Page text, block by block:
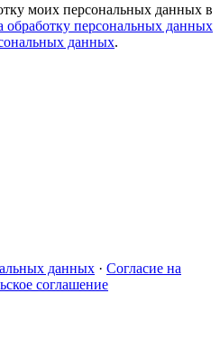
моих персональных данных в
обработку персональных данных
данных.
данных · Согласие на
соглашение